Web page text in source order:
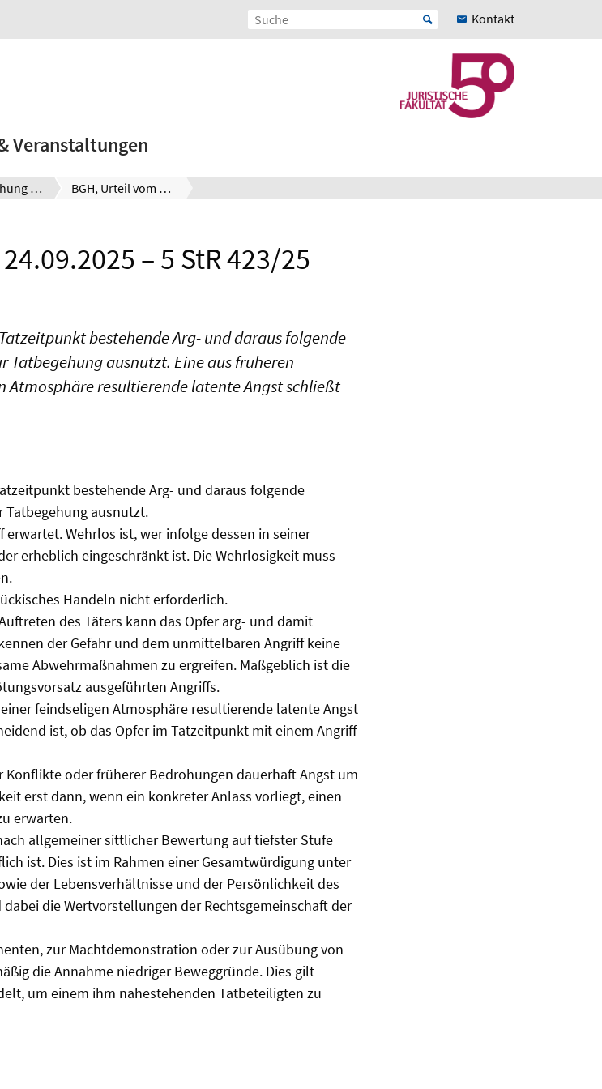
Kontakt
Veranstaltungen
Rechtsprechung kompakt BGH, Urteil vom 24.09.2025 – 5 StR 423/25
– 5 StR 423/25
bestehende Arg- und daraus folgende
Tatbegehung ausnutzt. Eine aus früheren
Atmosphäre resultierende latente Angst schließt
bestehende Arg- und daraus folgende
Tatbegehung ausnutzt.
erwartet. Wehrlos ist, wer infolge dessen in seiner
erheblich eingeschränkt ist. Die Wehrlosigkeit muss
Handeln nicht erforderlich.
des Täters kann das Opfer arg- und damit
der Gefahr und dem unmittelbaren Angriff keine
Abwehrmaßnahmen zu ergreifen. Maßgeblich ist die
ausgeführten Angriffs.
feindseligen Atmosphäre resultierende latente Angst
ist, ob das Opfer im Tatzeitpunkt mit einem Angriff
Konflikte oder früherer Bedrohungen dauerhaft Angst um
erst dann, wenn ein konkreter Anlass vorliegt, einen
erwarten.
allgemeiner sittlicher Bewertung auf tiefster Stufe
ist. Dies ist im Rahmen einer Gesamtwürdigung unter
der Lebensverhältnisse und der Persönlichkeit des
die Wertvorstellungen der Rechtsgemeinschaft der
zur Machtdemonstration oder zur Ausübung von
die Annahme niedriger Beweggründe. Dies gilt
um einem ihm nahestehenden Tatbeteiligten zu